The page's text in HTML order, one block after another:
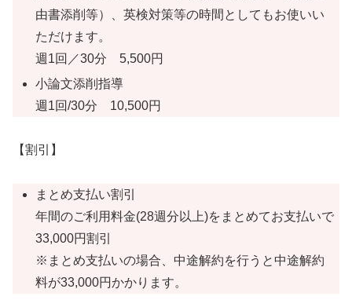
由書添削等）、英検対策等の時間としてもお使いい
ただけます。
週1回／30分 5,500円
小論文添削指導
週1回/30分 10,500円
【割引】
まとめ支払い割引
年間のご利用料金(28週分以上)をまとめてお支払いで
33,000円割引
※まとめ支払いの場合、中途解約を行うと中途解約
料が33,000円かかります。